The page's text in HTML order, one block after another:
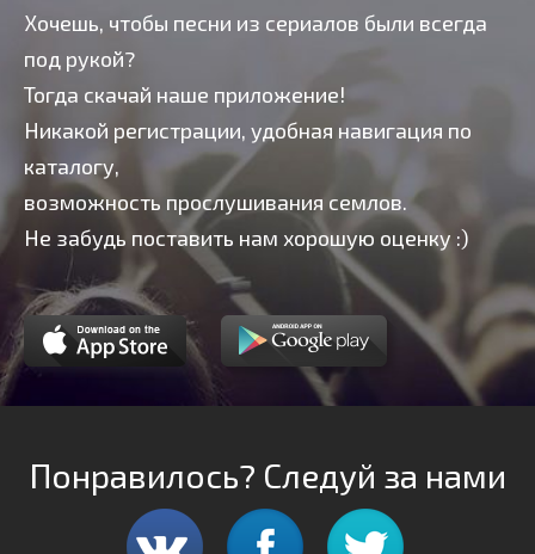
Хочешь, чтобы песни из сериалов были всегда
под рукой?
Тогда скачай наше приложение!
Никакой регистрации, удобная навигация по
каталогу,
возможность прослушивания семлов.
Не забудь поставить нам хорошую оценку :)
Понравилось? Следуй за нами